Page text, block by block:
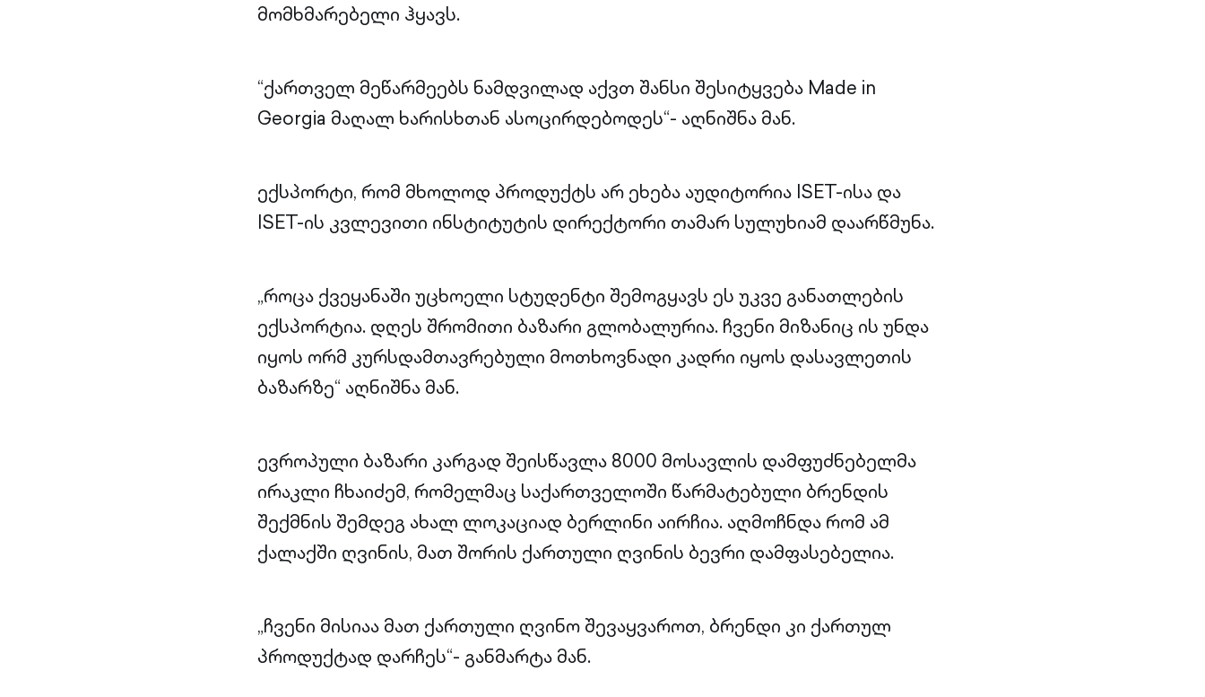
მომხმარებელი ჰყავს.
“ქართველ მეწარმეებს ნამდვილად აქვთ შანსი შესიტყვება Made in
Georgia მაღალ ხარისხთან ასოცირდებოდეს“- აღნიშნა მან.
ექსპორტი, რომ მხოლოდ პროდუქტს არ ეხება აუდიტორია ISET-ისა და
ISET-ის კვლევითი ინსტიტუტის დირექტორი თამარ სულუხიამ დაარწმუნა.
„როცა ქვეყანაში უცხოელი სტუდენტი შემოგყავს ეს უკვე განათლების
ექსპორტია. დღეს შრომითი ბაზარი გლობალურია. ჩვენი მიზანიც ის უნდა
იყოს ორმ კურსდამთავრებული მოთხოვნადი კადრი იყოს დასავლეთის
ბაზარზე“ აღნიშნა მან.
ევროპული ბაზარი კარგად შეისწავლა 8000 მოსავლის დამფუძნებელმა
ირაკლი ჩხაიძემ, რომელმაც საქართველოში წარმატებული ბრენდის
შექმნის შემდეგ ახალ ლოკაციად ბერლინი აირჩია. აღმოჩნდა რომ ამ
ქალაქში ღვინის, მათ შორის ქართული ღვინის ბევრი დამფასებელია.
„ჩვენი მისიაა მათ ქართული ღვინო შევაყვაროთ, ბრენდი კი ქართულ
პროდუქტად დარჩეს“- განმარტა მან.